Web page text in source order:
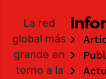
La red
global más
grande en
torno a la